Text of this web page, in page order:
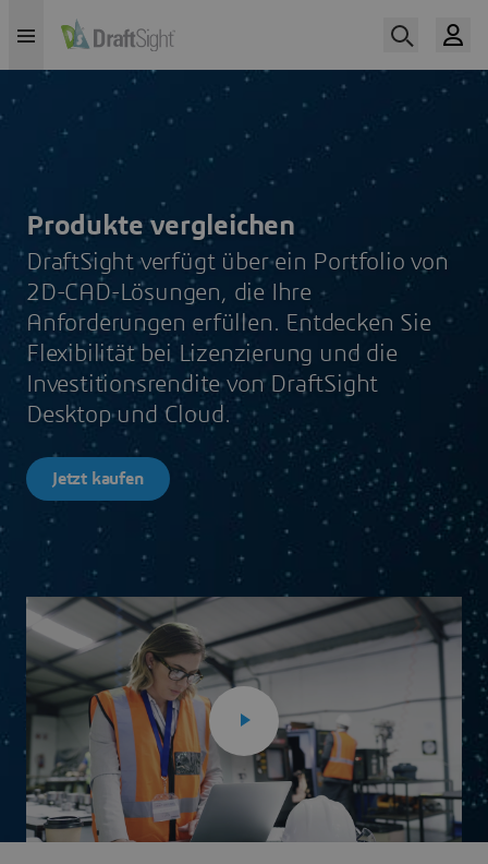
Produkte vergleichen
DraftSight verfügt über ein Portfolio von
2D-CAD-Lösungen, die Ihre
Anforderungen erfüllen. Entdecken Sie
Flexibilität bei Lizenzierung und die
Investitionsrendite von DraftSight
Desktop und Cloud.
Jetzt kaufen